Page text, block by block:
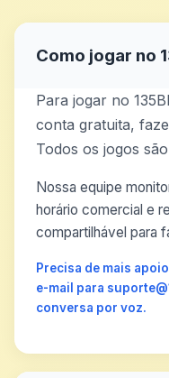
Como jogar no
Para jogar no
conta gratuita,
Todos os jogos
Nossa equipe
horário comercial e
compartilhável para
Precisa de mais
e-mail para
conversa por voz.